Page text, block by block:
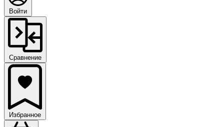
Войти
Сравнение
Избранное